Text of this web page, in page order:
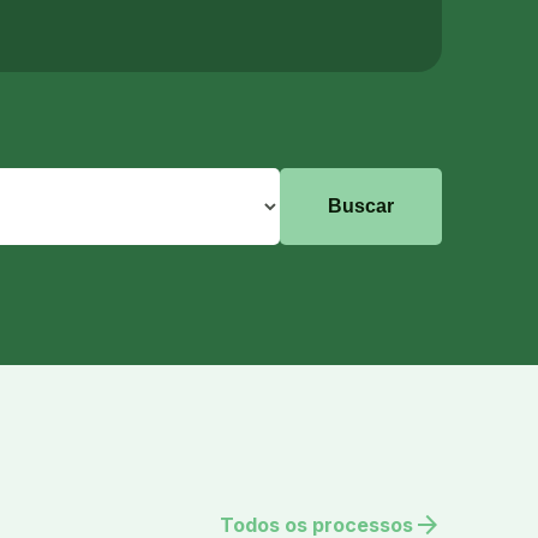
Todos os processos arrow_forward